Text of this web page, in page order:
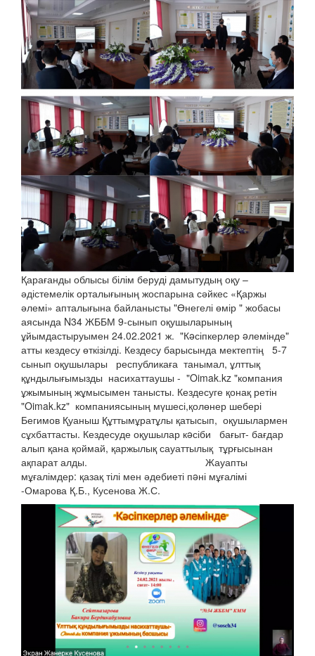
Қарағанды облысы білім беруді дамытудың оқу –
әдістемелік орталығының жоспарына сәйкес «Қаржы
әлемі» апталығына байланысты "Өнегелі өмір " жобасы
аясында N34 ЖББМ 9-сынып оқушыларының
ұйымдастыруымен 24.02.2021 ж. "Кəсіпкерлер əлемінде"
атты кездесу өткізілді. Кездесу барысында мектептің 5-7
сынып оқушылары республикаға танымал, ұлттық
құндылығымызды насихаттаушы - "Oimak.kz "компания
ұжымының жұмысымен танысты. Кездесуге қонақ ретін
"Oimak.kz" компаниясының мүшесі,қолөнер шебері
Бегимов Қуаныш Құттымұратұлы қатысып, оқушылармен
сұхбаттасты. Кездесуде оқушылар кəсіби бағыт- бағдар
алып қана қоймай, қаржылық сауаттылық тұрғысынан
ақпарат алды. Жауапты
мұғалімдер: қазақ тілі мен әдебиеті пəні мұғалімі
-Омарова Қ.Б., Кусенова Ж.С.